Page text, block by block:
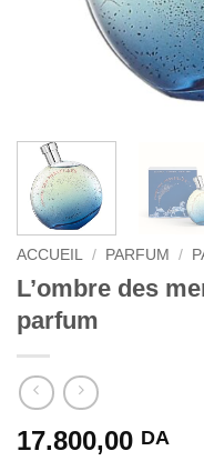
ACCUEIL / PARFUM /
L’ombre des
parfum
17.800,00 DA